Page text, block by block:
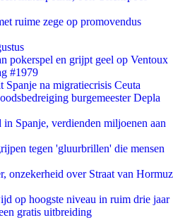
ruime zege op promovendus
pokerspel en grijpt geel op Ventoux
#1979
na migratiecrisis Ceuta
burgemeester Depla
Spanje, verdienden miljoenen aan
tegen 'gluurbrillen' die mensen
onzekerheid over Straat van Hormuz
op hoogste niveau in ruim drie jaar
gratis uitbreiding